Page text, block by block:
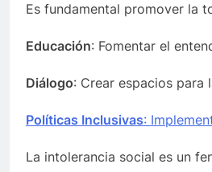
Es fundamental promover la
Educación: Fomentar el
Diálogo: Crear espacios
Políticas Inclusivas:
La intolerancia social es un